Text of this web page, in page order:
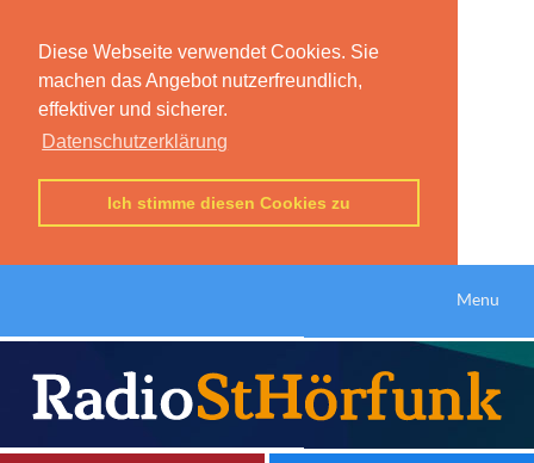
Diese Webseite verwendet Cookies. Sie
machen das Angebot nutzerfreundlich,
effektiver und sicherer.
Datenschutzerklärung
Ich stimme diesen Cookies zu
Menu